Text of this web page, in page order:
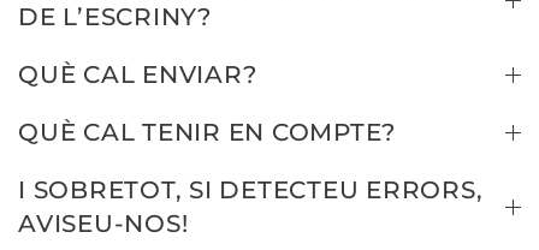
DE L’ESCRINY?
QUÈ CAL ENVIAR?
QUÈ CAL TENIR EN COMPTE?
I SOBRETOT, SI DETECTEU ERRORS,
AVISEU-NOS!